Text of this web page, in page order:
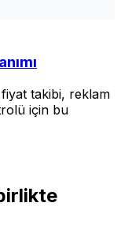
takibi, reklam
için bu